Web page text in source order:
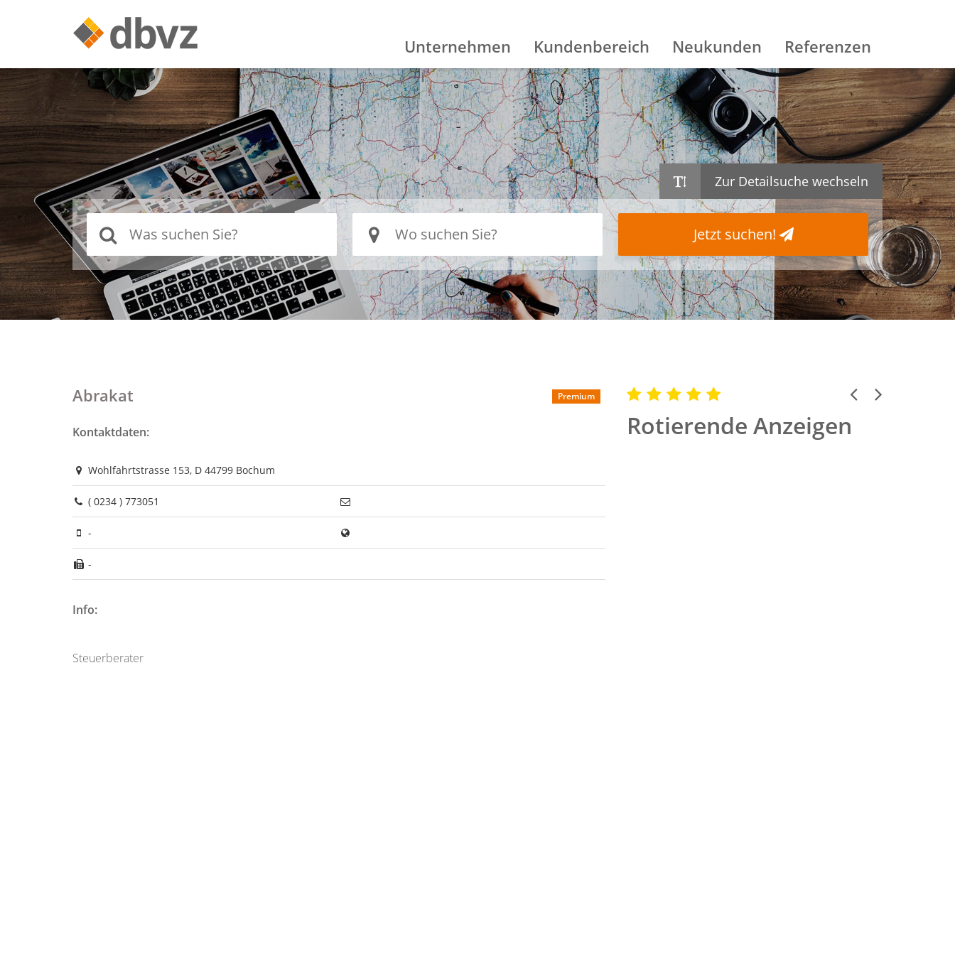
Unternehmen Kundenbereich Neukunden Referenzen
Zur Detailsuche wechseln
Jetzt suchen!
Abrakat Premium
Kontaktdaten:
Wohlfahrtstrasse 153, D 44799 Bochum
( 0234 ) 773051
-
-
Info:
Steuerberater
Rotierende Anzeigen
Previous
Next